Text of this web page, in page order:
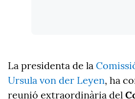
La presidenta de la
Ursula von der Leyen, ha
reunió extraordinària del